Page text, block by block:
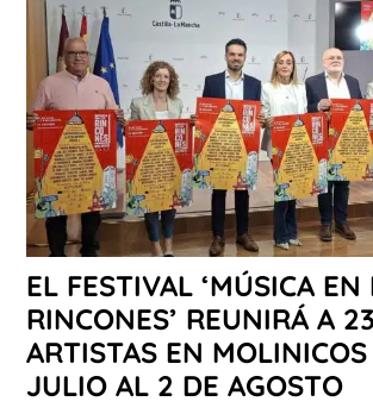
EL FESTIVAL ‘MÚSICA EN
RINCONES’ REUNIRÁ A 23
ARTISTAS EN MOLINICOS
JULIO AL 2 DE AGOSTO